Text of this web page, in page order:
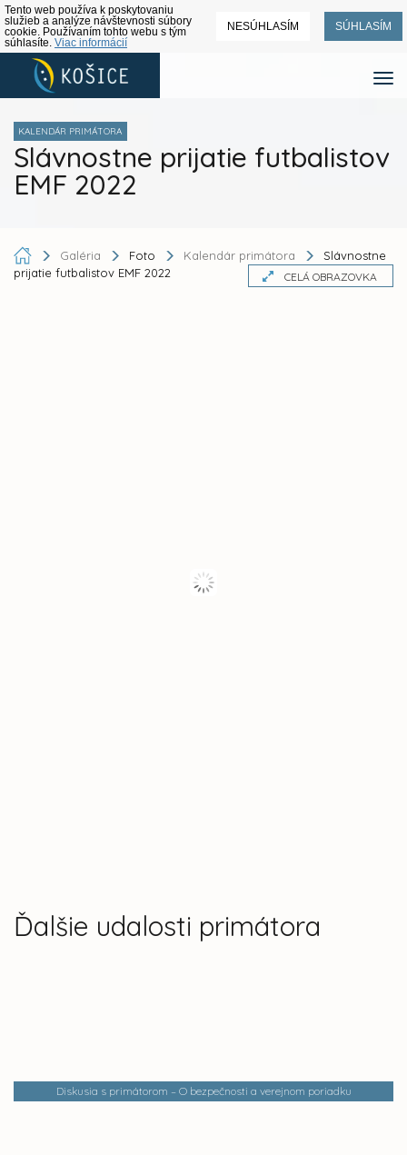
Tento web používa k poskytovaniu
služieb a analýze návštevnosti súbory
cookie. Používaním tohto webu s tým
súhlasíte. Viac informácií
NESÚHLASÍM SÚHLASÍM
KALENDÁR PRIMÁTORA
Slávnostne prijatie futbalistov
EMF 2022
Galéria Foto Kalendár primátora
Slávnostne
prijatie futbalistov EMF 2022
CELÁ OBRAZOVKA
Ďalšie udalosti primátora
Diskusia s primátorom – O bezpečnosti a verejnom poriadku